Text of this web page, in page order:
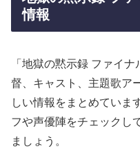
情報
「地獄の黙示録 ファイ
督、キャスト、主題歌ア
しい情報をまとめていま
フや声優陣をチェックし
ましょう。